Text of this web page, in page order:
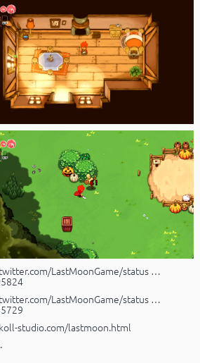
LastMoonGame/status …
LastMoonGame/status …
studio.com/lastmoon.html